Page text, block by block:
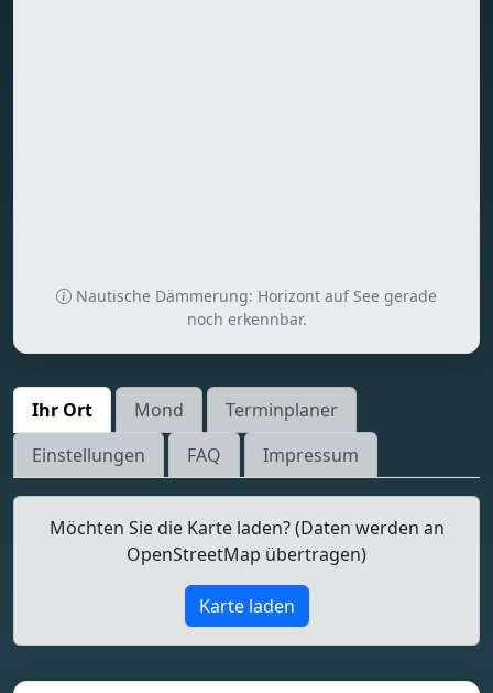
Nautische Dämmerung: Horizont auf See gerade
noch erkennbar.
Ihr Ort Mond
Terminplaner
Einstellungen
FAQ Impressum
Möchten Sie die Karte laden? (Daten werden an
OpenStreetMap übertragen)
Karte laden